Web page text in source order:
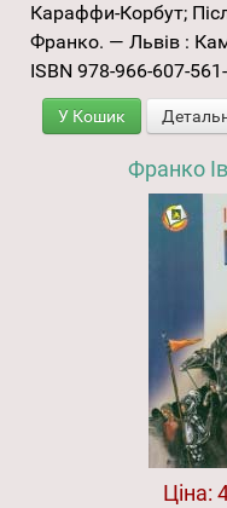
Караффи-Корбут;
Франко. — Львів :
ISBN 978-966-607-
У Кошик
Франко
Ціна: